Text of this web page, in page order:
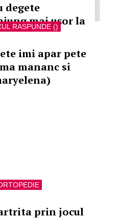
degete
mai uşor la
RASPUNDE ()
imi apar pete
mananc si
prin jocul